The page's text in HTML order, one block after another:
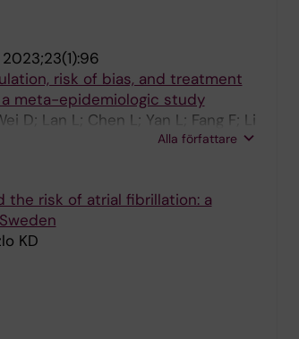
2023;23(1):96
risk of bias, and treatment
meta-epidemiologic study
D; Lan L; Chen L; Yan L; Fang F; Li
Alla författare
the risk of atrial fibrillation: a
KD